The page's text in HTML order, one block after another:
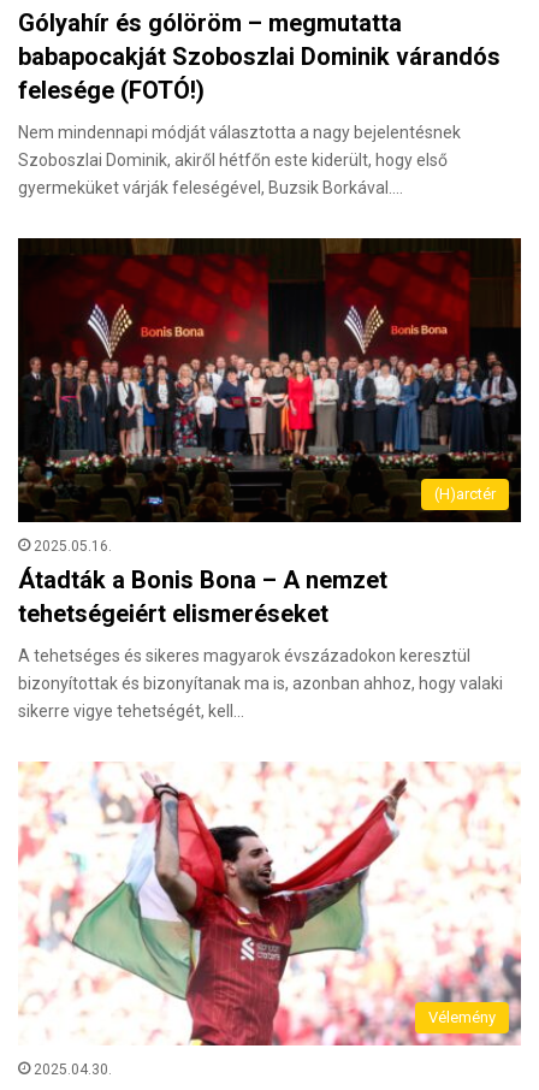
Gólyahír és gólöröm – megmutatta
babapocakját Szoboszlai Dominik várandós
felesége (FOTÓ!)
Nem mindennapi módját választotta a nagy bejelentésnek
Szoboszlai Dominik, akiről hétfőn este kiderült, hogy első
gyermeküket várják feleségével, Buzsik Borkával.…
(H)arctér
2025.05.16.
Átadták a Bonis Bona – A nemzet
tehetségeiért elismeréseket
A tehetséges és sikeres magyarok évszázadokon keresztül
bizonyítottak és bizonyítanak ma is, azonban ahhoz, hogy valaki
sikerre vigye tehetségét, kell…
Vélemény
2025.04.30.